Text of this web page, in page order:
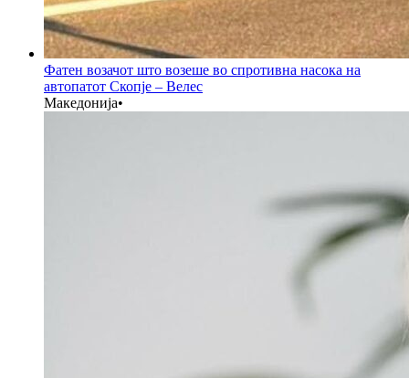
Фатен возачот што возеше во спротивна насока на
автопатот Скопје – Велес
Македонија•